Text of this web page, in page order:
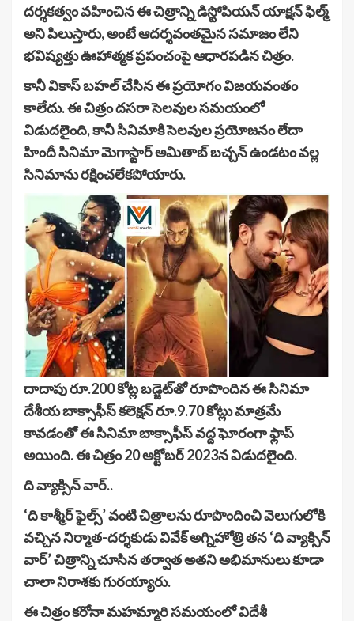
దర్శకత్వం వహించిన ఈ చిత్రాన్ని డిస్టోపియన్ యాక్షన్ ఫిల్మ్
అని పిలుస్తారు, అంటే ఆదర్శవంతమైన సమాజం లేని
భవిష్యత్తు ఊహాత్మక ప్రపంచంపై ఆధారపడిన చిత్రం.
కానీ వికాస్ బహల్ చేసిన ఈ ప్రయోగం విజయవంతం
కాలేదు. ఈ చిత్రం దసరా సెలవుల సమయంలో
విడుదలైంది, కానీ సినిమాకి సెలవుల ప్రయోజనం లేదా
హిందీ సినిమా మెగాస్టార్ అమితాబ్ బచ్చన్ ఉండటం వల్ల
సినిమాను రక్షించలేకపోయారు.
దాదాపు రూ.200 కోట్ల బడ్జెట్‌తో రూపొందిన ఈ సినిమా
దేశీయ బాక్సాఫీస్ కలెక్షన్ రూ.9.70 కోట్లు మాత్రమే
కావడంతో ఈ సినిమా బాక్సాఫీస్ వద్ద ఘోరంగా ఫ్లాప్
అయింది. ఈ చిత్రం 20 అక్టోబర్ 2023న విడుదలైంది.
ది వ్యాక్సిన్ వార్..
‘ది కాశ్మీర్ ఫైల్స్’ వంటి చిత్రాలను రూపొందించి వెలుగులోకి
వచ్చిన నిర్మాత-దర్శకుడు వివేక్ అగ్నిహోత్రి తన ‘ది వ్యాక్సిన్
వార్’ చిత్రాన్ని చూసిన తర్వాత అతని అభిమానులు కూడా
చాలా నిరాశకు గురయ్యారు.
ఈ చిత్రం కరోనా మహమ్మారి సమయంలో విదేశీ